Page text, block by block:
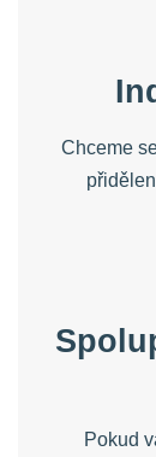
Chceme
Pokud